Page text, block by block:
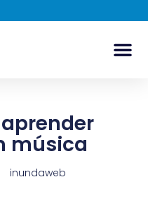
música
inundaweb